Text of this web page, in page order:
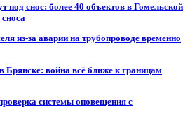
под снос: более 40 объектов в Гомельской
из-за аварии на трубопроводе временно
Брянске: война всё ближе к границам
системы оповещения с